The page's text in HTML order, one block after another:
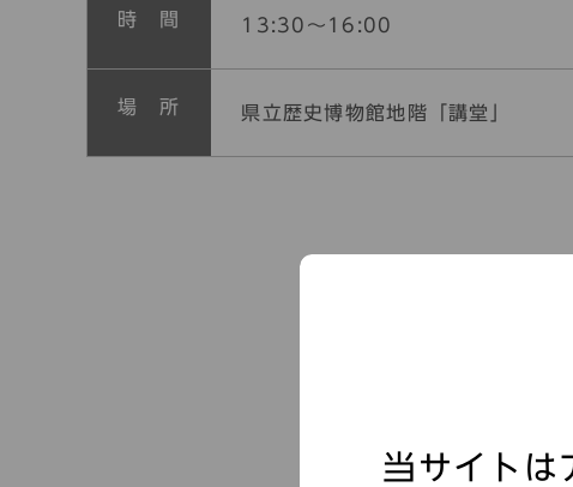
時 間 13:30～16:00
場 所 県立歴史博物館地階「講堂」
当サイトは